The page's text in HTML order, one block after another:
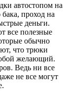
автостопом на
проход на
деньги.
все полезные
обычно
что трюки
желающий.
Ведь ни все
не все могут